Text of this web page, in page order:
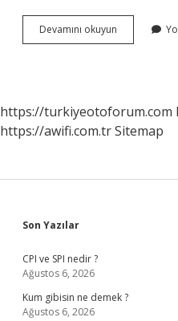
Devamını okuyun
Sayıların
Ilk
Kişi
https://turkiyeotoforum.com
https://awifi.com.trSitemap
Sidebar
Son Yazılar
CPI ve SPI nedir ?
Ağustos 6, 2026
Kum gibisin ne demek ?
Ağustos 6, 2026